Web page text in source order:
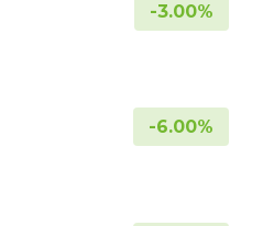
-3.00%
-6.00%